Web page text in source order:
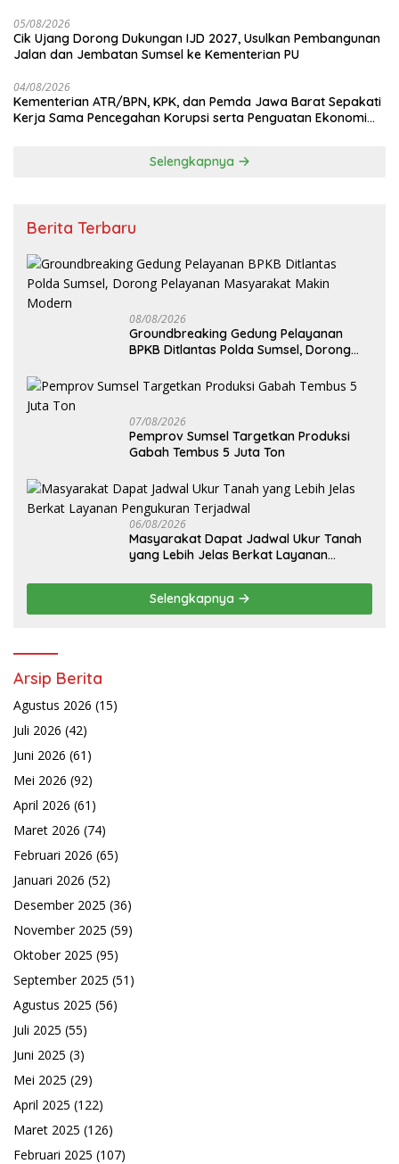
05/08/2026
Cik Ujang Dorong Dukungan IJD 2027, Usulkan Pembangunan
Jalan dan Jembatan Sumsel ke Kementerian PU
04/08/2026
Kementerian ATR/BPN, KPK, dan Pemda Jawa Barat Sepakati
Kerja Sama Pencegahan Korupsi serta Penguatan Ekonomi
Selengkapnya
Berita Terbaru
08/08/2026
Groundbreaking Gedung Pelayanan
BPKB Ditlantas Polda Sumsel, Dorong
07/08/2026
Pemprov Sumsel Targetkan Produksi
Gabah Tembus 5 Juta Ton
06/08/2026
Masyarakat Dapat Jadwal Ukur Tanah
yang Lebih Jelas Berkat Layanan
Selengkapnya
Arsip Berita
Agustus 2026 (15)
Juli 2026 (42)
Juni 2026 (61)
Mei 2026 (92)
April 2026 (61)
Maret 2026 (74)
Februari 2026 (65)
Januari 2026 (52)
Desember 2025 (36)
November 2025 (59)
Oktober 2025 (95)
September 2025 (51)
Agustus 2025 (56)
Juli 2025 (55)
Juni 2025 (3)
Mei 2025 (29)
April 2025 (122)
Maret 2025 (126)
Februari 2025 (107)